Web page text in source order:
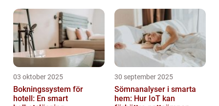
03 oktober 2025
Bokningssystem för
hotell: En smart
30 september 2025
Sömnanalyser i smarta
hem: Hur IoT kan